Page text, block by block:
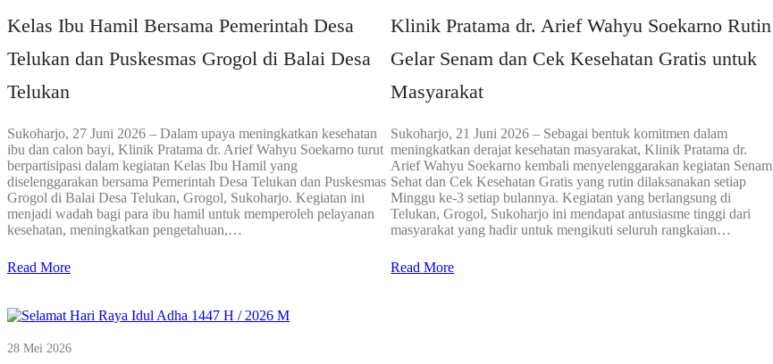
Kelas Ibu Hamil Bersama Pemerintah Desa
Telukan dan Puskesmas Grogol di Balai Desa
Telukan
Sukoharjo, 27 Juni 2026 – Dalam upaya meningkatkan kesehatan
ibu dan calon bayi, Klinik Pratama dr. Arief Wahyu Soekarno turut
berpartisipasi dalam kegiatan Kelas Ibu Hamil yang
diselenggarakan bersama Pemerintah Desa Telukan dan Puskesmas
Grogol di Balai Desa Telukan, Grogol, Sukoharjo. Kegiatan ini
menjadi wadah bagi para ibu hamil untuk memperoleh pelayanan
kesehatan, meningkatkan pengetahuan,…
Read More
Klinik Pratama dr. Arief Wahyu Soekarno Rutin
Gelar Senam dan Cek Kesehatan Gratis untuk
Masyarakat
Sukoharjo, 21 Juni 2026 – Sebagai bentuk komitmen dalam
meningkatkan derajat kesehatan masyarakat, Klinik Pratama dr.
Arief Wahyu Soekarno kembali menyelenggarakan kegiatan Senam
Sehat dan Cek Kesehatan Gratis yang rutin dilaksanakan setiap
Minggu ke-3 setiap bulannya. Kegiatan yang berlangsung di
Telukan, Grogol, Sukoharjo ini mendapat antusiasme tinggi dari
masyarakat yang hadir untuk mengikuti seluruh rangkaian…
Read More
28 Mei 2026